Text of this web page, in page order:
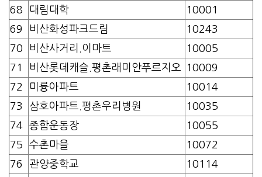
68
대림대학
10001
69
비산화성파크드림
10243
70
비산사거리.이마트
10005
71
비산롯데캐슬.평촌래미안푸르지오
10009
72
미륭아파트
10014
73
삼호아파트.평촌우리병원
10035
74
종합운동장
10055
75
수촌마을
10072
76
관양중학교
10114